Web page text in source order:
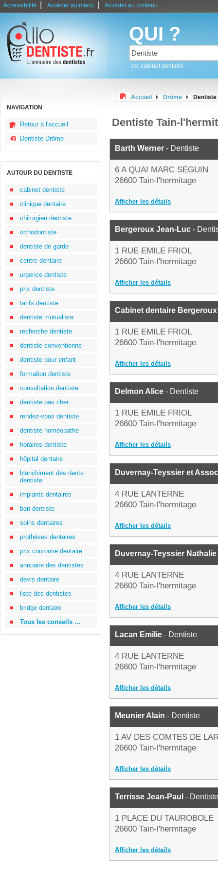
Accessibilité Accéder au menu Accéder au contenu
QUI ?
ex: cabinet dentaire
NAVIGATION
Retour à l'accueil
Dentiste Drôme
AUTOUR DU DENTISTE
cabinet dentiste
clinique dentaire
chirurgien dentiste
orthodontiste
dentiste de garde
centre dentaire
urgence dentiste
prix dentiste
tarifs dentiste
dentiste mutualiste
recherche dentiste
dentiste conventionné
dentiste pour enfant
formation dentiste
consultation dentiste
dentiste pas cher
rendez-vous dentiste
dentiste homéopathe
horaires dentiste
hôpital dentaire
blanchiment des dents
dentiste
implants dentaires
bon dentiste
soins dentaires
prothèses dentaires
prix couronne dentaire
annuaire des dentistes
devis dentaire
liste des dentistes
bridge dentaire
Tous les conseils ...
Accueil Drôme
Dentiste Tain-
Barth Werner - Dentiste
6 A QUAI MARC SEGUIN
26600 Tain-l'hermitage
Afficher les détails
Bergeroux Jean-Luc -
1 RUE EMILE FRIOL
26600 Tain-l'hermitage
Afficher les détails
Cabinet dentaire
1 RUE EMILE FRIOL
26600 Tain-l'hermitage
Afficher les détails
Delmon Alice - Dentiste
1 RUE EMILE FRIOL
26600 Tain-l'hermitage
Afficher les détails
Duvernay-Teyssier et
4 RUE LANTERNE
26600 Tain-l'hermitage
Afficher les détails
Duvernay-Teyssier Nathalie
4 RUE LANTERNE
26600 Tain-l'hermitage
Afficher les détails
Lacan Emilie - Dentiste
4 RUE LANTERNE
26600 Tain-l'hermitage
Afficher les détails
Meunier Alain - Dentiste
1 AV DES COMTES DE
26600 Tain-l'hermitage
Afficher les détails
Terrisse Jean-Paul - Dentiste
1 PLACE DU TAUROBOLE
26600 Tain-l'hermitage
Afficher les détails